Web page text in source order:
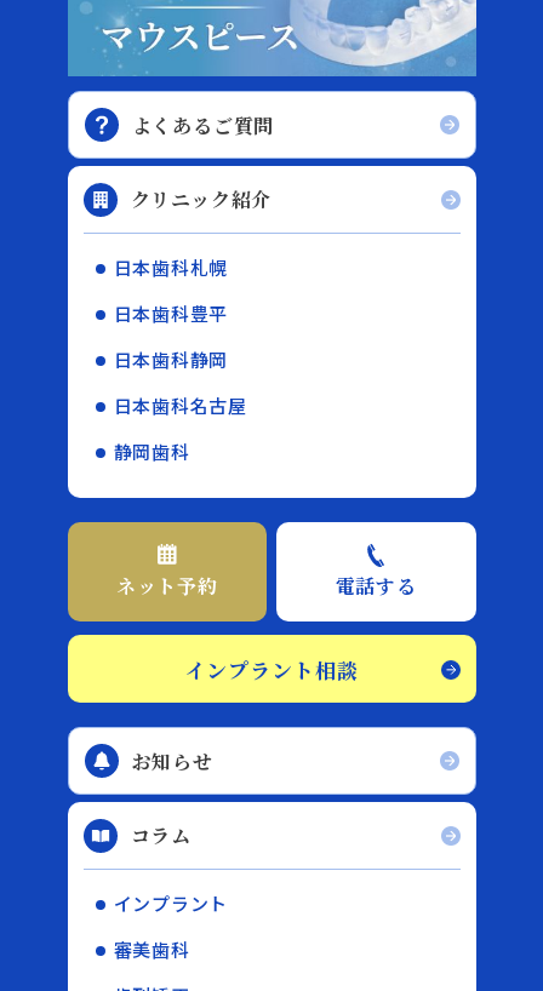
よくあるご質問
クリニック紹介
日本歯科札幌
日本歯科豊平
日本歯科静岡
日本歯科名古屋
静岡歯科
ネット予約 電話する
インプラント相談
お知らせ
コラム
インプラント
審美歯科